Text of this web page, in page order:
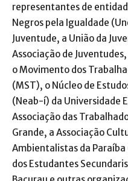
representantes de
Negros pela Igualdade
Juventude, a União da
Associação de
o Movimento dos
(MST), o Núcleo de
(Neab-í) da Universidade
Associação das
Grande, a Associação
Ambientalistas da
dos Estudantes